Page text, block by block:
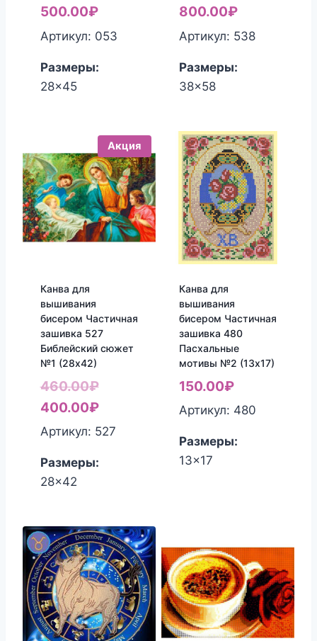
500.00₽
Артикул: 053
Размеры:
28x45
800.00₽
Артикул: 538
Размеры:
38x58
Акция
Канва для
вышивания
бисером Частичная
зашивка 527
Библейский сюжет
№1 (28х42)
460.00₽Первоначальная
цена
составляла
400.00₽Текущая
цена:
Артикул: 527
Размеры:
28x42
Канва для
вышивания
бисером Частичная
зашивка 480
Пасхальные
мотивы №2 (13х17)
150.00₽
Артикул: 480
Размеры:
13x17